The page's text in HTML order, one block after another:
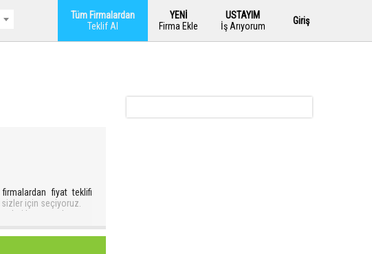
Tüm Firmalardan
Teklif Al
YENİ
Firma Ekle
USTAYIM
İş Arıyorum
Giriş
fiyat teklifi
sizler için seçiyoruz.
konusunda en az
Firma tercih ederken